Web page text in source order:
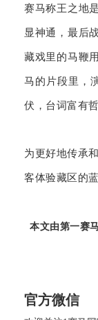
赛马称王之地
显神通，最后
藏戏里的马鞭
马的片段里，
伏，台词富有
为更好地传承
客体验藏区的
本文由第一赛
官方微信